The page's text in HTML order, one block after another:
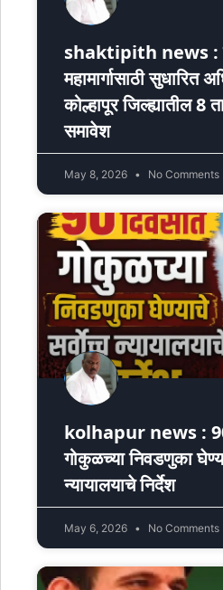
shaktipith news :
महामार्गासाठी सुधारित
कोल्हापूर जिल्ह्यातील 8
समावेश
May 8, 2026 No Comments
kolhapur news :
गोकुळच्या निवडणुका
न्यायालयाचे निर्देश
May 6, 2026 No Comments